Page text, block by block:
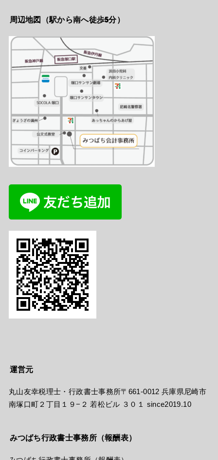
周辺地図（駅から南へ徒歩5分）
運営元
丸山友幸税理士・行政書士事務所〒661-0012 兵庫県尼崎市
南塚口町２丁目１９−２ 若松ビル ３０１ since2019.10
みつばち行政書士事務所（報酬表）